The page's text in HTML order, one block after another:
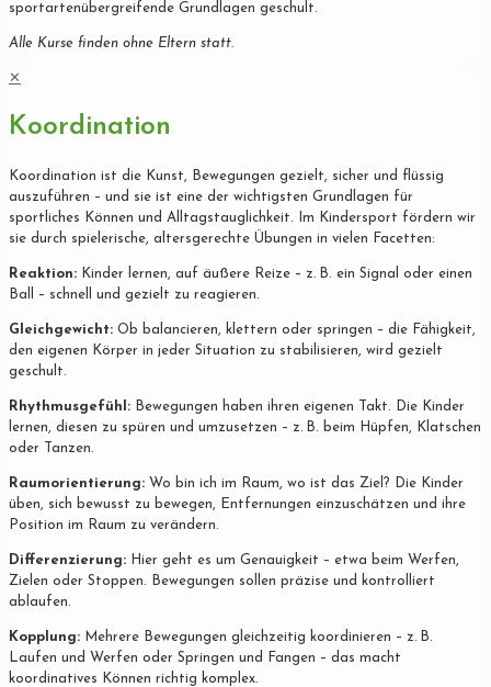
sportartenübergreifende Grundlagen geschult.
Alle Kurse finden ohne Eltern statt.
✕
Koordination
Koordination ist die Kunst, Bewegungen gezielt, sicher und flüssig
auszuführen – und sie ist eine der wichtigsten Grundlagen für
sportliches Können und Alltagstauglichkeit. Im Kindersport fördern wir
sie durch spielerische, altersgerechte Übungen in vielen Facetten:
Reaktion: Kinder lernen, auf äußere Reize – z. B. ein Signal oder einen
Ball – schnell und gezielt zu reagieren.
Gleichgewicht: Ob balancieren, klettern oder springen – die Fähigkeit,
den eigenen Körper in jeder Situation zu stabilisieren, wird gezielt
geschult.
Rhythmusgefühl: Bewegungen haben ihren eigenen Takt. Die Kinder
lernen, diesen zu spüren und umzusetzen – z. B. beim Hüpfen, Klatschen
oder Tanzen.
Raumorientierung: Wo bin ich im Raum, wo ist das Ziel? Die Kinder
üben, sich bewusst zu bewegen, Entfernungen einzuschätzen und ihre
Position im Raum zu verändern.
Differenzierung: Hier geht es um Genauigkeit – etwa beim Werfen,
Zielen oder Stoppen. Bewegungen sollen präzise und kontrolliert
ablaufen.
Kopplung: Mehrere Bewegungen gleichzeitig koordinieren – z. B.
Laufen und Werfen oder Springen und Fangen – das macht
koordinatives Können richtig komplex.